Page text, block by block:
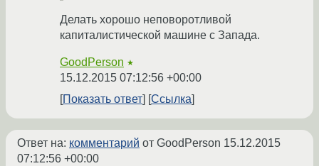
Делать хорошо неповоротливой
капиталистической машине с Запада.
GoodPerson ★
15.12.2015 07:12:56 +00:00
Показать ответ
Ссылка
Ответ на: комментарий от GoodPerson 15.12.2015
07:12:56 +00:00